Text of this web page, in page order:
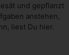
und gepflanzt
anste­hen,
liest Du hier.